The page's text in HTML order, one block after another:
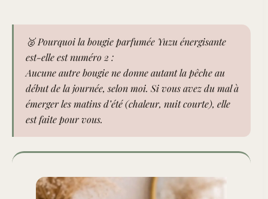
🥈Pourquoi la bougie parfumée Yuzu énergisante
est-elle est numéro 2 :
Aucune autre bougie ne donne autant la pêche au
début de la journée, selon moi. Si vous avez du mal à
émerger les matins d’été (chaleur, nuit courte), elle
est faite pour vous.